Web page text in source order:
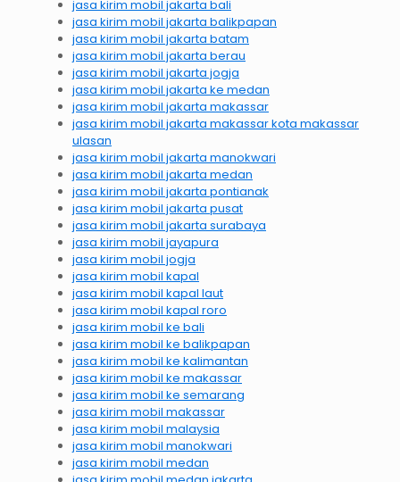
jasa kirim mobil jakarta bali
jasa kirim mobil jakarta balikpapan
jasa kirim mobil jakarta batam
jasa kirim mobil jakarta berau
jasa kirim mobil jakarta jogja
jasa kirim mobil jakarta ke medan
jasa kirim mobil jakarta makassar
jasa kirim mobil jakarta makassar kota makassar
ulasan
jasa kirim mobil jakarta manokwari
jasa kirim mobil jakarta medan
jasa kirim mobil jakarta pontianak
jasa kirim mobil jakarta pusat
jasa kirim mobil jakarta surabaya
jasa kirim mobil jayapura
jasa kirim mobil jogja
jasa kirim mobil kapal
jasa kirim mobil kapal laut
jasa kirim mobil kapal roro
jasa kirim mobil ke bali
jasa kirim mobil ke balikpapan
jasa kirim mobil ke kalimantan
jasa kirim mobil ke makassar
jasa kirim mobil ke semarang
jasa kirim mobil makassar
jasa kirim mobil malaysia
jasa kirim mobil manokwari
jasa kirim mobil medan